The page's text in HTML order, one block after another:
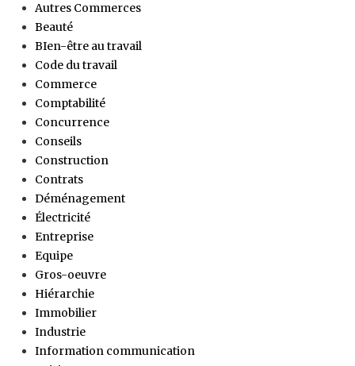
Autres Commerces
Beauté
BIen-être au travail
Code du travail
Commerce
Comptabilité
Concurrence
Conseils
Construction
Contrats
Déménagement
Électricité
Entreprise
Equipe
Gros-oeuvre
Hiérarchie
Immobilier
Industrie
Information communication